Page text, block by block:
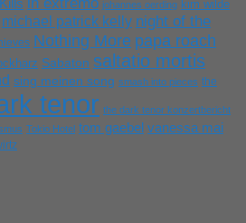
johannes oerding kim wilde
michael patrick kelly night of the
Nothing More papa roach
Sabaton saltatio mortis
sing meinen song smash into pieces the
tenor the dark tenor konzertbericht
Tokio Hotel tom gaebel vanessa mai